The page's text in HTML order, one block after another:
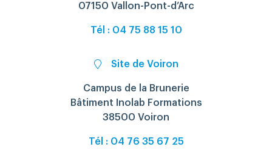
07150 Vallon-Pont-d’Arc
Tél : 04 75 88 15 10
Site de Voiron
Campus de la Brunerie
Bâtiment Inolab Formations
38500 Voiron
Tél : 04 76 35 67 25